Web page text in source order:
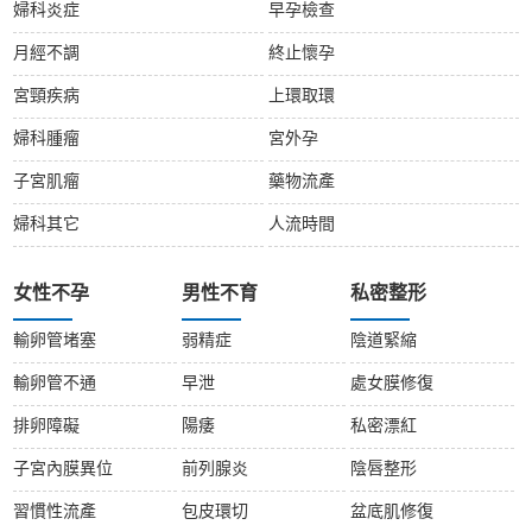
婦科炎症
月經不調
宮頸疾病
婦科腫瘤
子宮肌瘤
婦科其它
早孕檢查
終止懷孕
上環取環
宮外孕
藥物流產
人流時間
女性不孕
輸卵管堵塞
輸卵管不通
排卵障礙
子宮內膜異位
習慣性流產
男性不育
弱精症
早泄
陽痿
前列腺炎
包皮環切
私密整形
陰道緊縮
處女膜修復
私密漂紅
陰唇整形
盆底肌修復